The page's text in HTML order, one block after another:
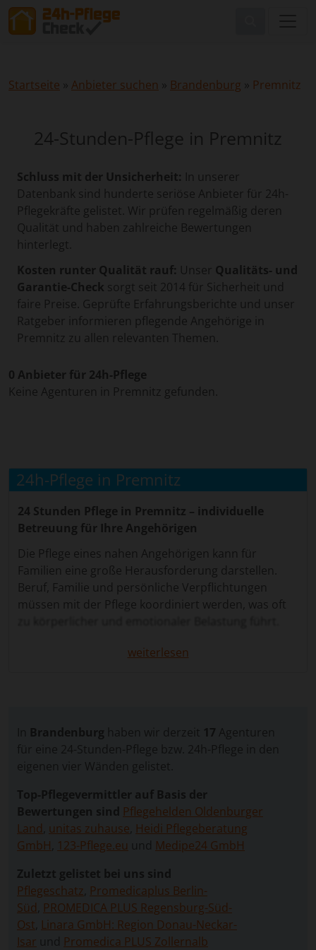
Startseite » Anbieter suchen » Brandenburg » Premnitz
24-Stunden-Pflege in Premnitz
Schluss mit der Unsicherheit: In unserer
Datenbank sind hunderte seriöse Anbieter für 24h-
Pflegekräfte gelistet. Wir prüfen regelmäßig deren
Qualität und haben zahlreiche Bewertungen
hinterlegt.
Kosten runter Qualität rauf: Unser Qualitäts- und
Garantie-Check sorgt seit 2014 für Sicherheit und
faire Preise. Geprüfte Erfahrungsberichte und unser
Ratgeber informieren pflegende Angehörige in
Premnitz zu allen relevanten Themen.
0 Anbieter für 24h-Pflege
Keine Agenturen in Premnitz gefunden.
24h-Pflege in Premnitz
24 Stunden Pflege in Premnitz – individuelle
Betreuung für Ihre Angehörigen
Die Pflege eines nahen Angehörigen kann für
Familien eine große Herausforderung darstellen.
Beruf, Familie und persönliche Verpflichtungen
müssen mit der Pflege koordiniert werden, was oft
Lösung, die es ermöglicht, dass pflegebedürftige
und Hilfe im Alltag, sodass sowohl die
Lebensqualität der Pflegebedürftigen als auch die
Entlastung der Angehörigen gesichert ist.
Über unser Vergleichsportal können Sie
unkompliziert und kostenfrei eine Anfrage stellen.
Wir leiten Ihre Anfrage an geprüfte
Vermittlungsagenturen weiter, sodass Sie
verschiedene Angebote vergleichen und die
Betreuungskraft auswählen können, die am besten
zu den Bedürfnissen Ihres Angehörigen passt.
weiterlesen
Brandenburg haben wir derzeit 17 Agenturen
für eine 24-Stunden-Pflege bzw. 24h-Pflege in den
eigenen vier Wänden gelistet.
Top-Pflegevermittler auf Basis der
Bewertungen sind Pflegehelden Oldenburger
Land unitas zuhause Heidi Pflegeberatung
GmbH 123-Pflege.eu und Medipe24 GmbH
Zuletzt gelistet bei uns sind
Pflegeschatz Promedicaplus Berlin-
Süd PROMEDICA PLUS Regensburg-Süd-
Ost Linara GmbH: Region Donau-Neckar-
Isar und Promedica PLUS Zollernalb